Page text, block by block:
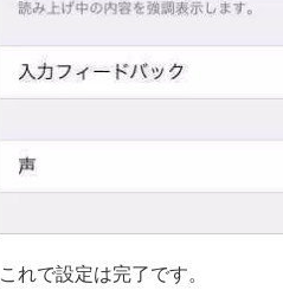
これで設定は完了です。